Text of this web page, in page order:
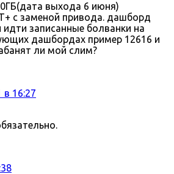
выхода 6 июня)
с заменой привода. дашборд
идти записанные болванки на
дашбордах пример 12616 и
ли мой слим?
в 16:27